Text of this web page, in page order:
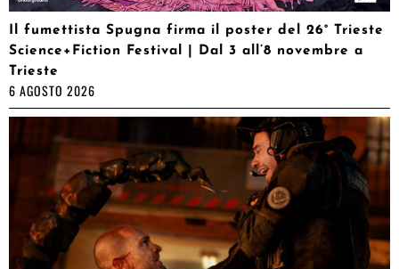
Il fumettista Spugna firma il poster del 26° Trieste
Science+Fiction Festival | Dal 3 all’8 novembre a
Trieste
6 AGOSTO 2026